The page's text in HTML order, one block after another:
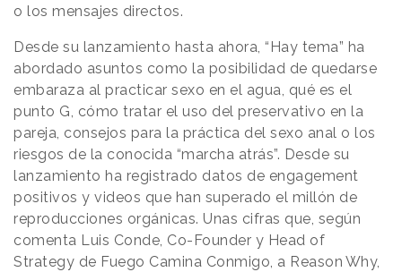
o los mensajes directos.
Desde su lanzamiento hasta ahora, “Hay tema” ha
abordado asuntos como la posibilidad de quedarse
embaraza al practicar sexo en el agua, qué es el
punto G, cómo tratar el uso del preservativo en la
pareja, consejos para la práctica del sexo anal o los
riesgos de la conocida “marcha atrás”. Desde su
lanzamiento ha registrado datos de engagement
positivos y videos que han superado el millón de
reproducciones orgánicas. Unas cifras que, según
comenta Luis Conde, Co-Founder y Head of
Strategy de Fuego Camina Conmigo, a Reason Why,